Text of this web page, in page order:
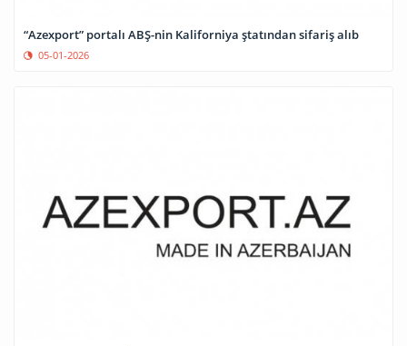
“Azexport” portalı ABŞ-nin Kaliforniya ştatından sifariş alıb
05-01-2026